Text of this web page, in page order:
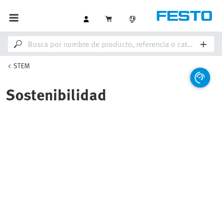
STEM
Sostenibilidad